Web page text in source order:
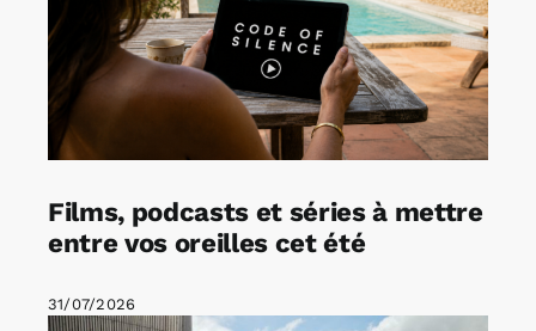
Films, podcasts et séries à mettre
entre vos oreilles cet été
31/07/2026